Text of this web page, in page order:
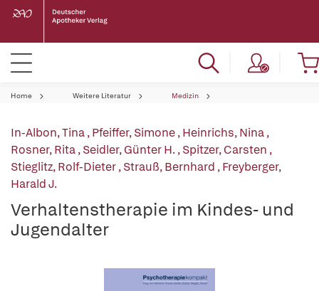
Home Weitere Literatur Medizin
In-Albon, Tina,Pfeiffer, Simone,Heinrichs, Nina,
Rosner, Rita,Seidler, Günter H.,Spitzer, Carsten ,
Stieglitz, Rolf-Dieter,Strauß, Bernhard ,Freyberger,
Harald J.
Verhaltenstherapie im Kindes- und
Jugendalter